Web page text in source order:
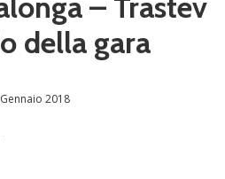
della gara
2018